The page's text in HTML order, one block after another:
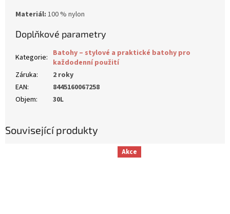
Materiál: 100 % nylon
Doplňkové parametry
Kategorie: Batohy – stylové a praktické batohy pro
každodenní použití
Záruka:
2 roky
EAN:
8445160067258
Objem: 30L
Související produkty
Akce